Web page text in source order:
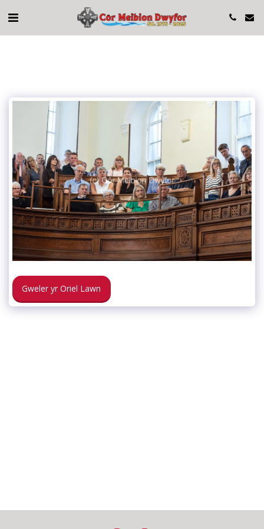
Gweler yr Oriel Lawn